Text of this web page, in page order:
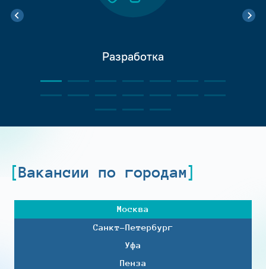
Разработка
Вакансии по городам
Москва
Санкт-Петербург
Уфа
Пенза